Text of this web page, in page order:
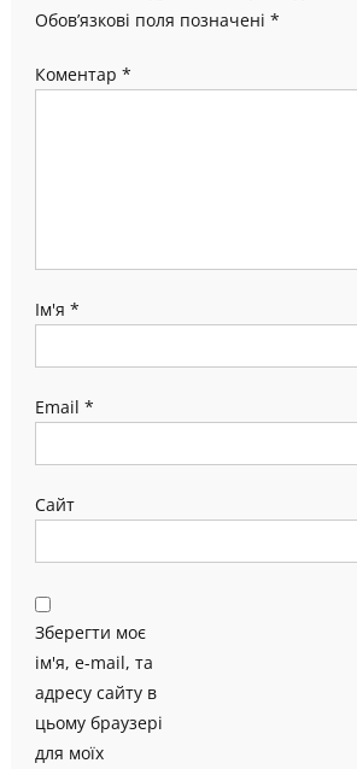
Обов’язкові поля позначені *
Коментар *
Ім'я *
Email *
Сайт
Зберегти моє
ім'я, e-mail, та
адресу сайту в
цьому браузері
для моїх